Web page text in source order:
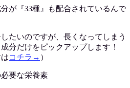
が『33種』も配合されているんで
たいのですが、長くなってしまう
分だけをピックアップします！
コチラ→ ）
要な栄養素